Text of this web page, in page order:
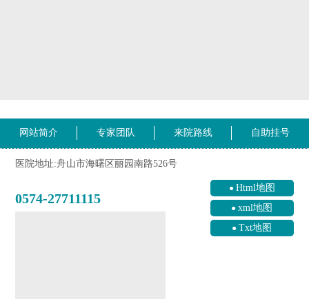
网站简介 专家团队 来院路线 自助挂号
医院地址:舟山市海曙区丽园南路526号
0574-27711115
Html地图
xml地图
Txt地图